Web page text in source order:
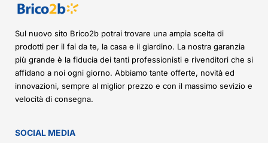
Sul nuovo sito Brico2b potrai trovare una ampia scelta di
prodotti per il fai da te, la casa e il giardino. La nostra garanzia
più grande è la fiducia dei tanti professionisti e rivenditori che si
affidano a noi ogni giorno. Abbiamo tante offerte, novità ed
innovazioni, sempre al miglior prezzo e con il massimo sevizio e
velocità di consegna.
SOCIAL MEDIA